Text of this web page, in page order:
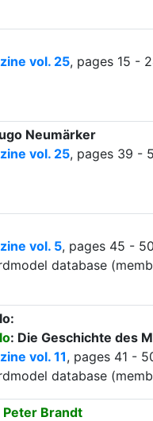
vol. 25, pages 15 -
Neumärker
vol. 25, pages 39 -
vol. 5, pages 45 - 50
database
: Die Geschichte des
vol. 11, pages 41 -
database
Peter Brandt